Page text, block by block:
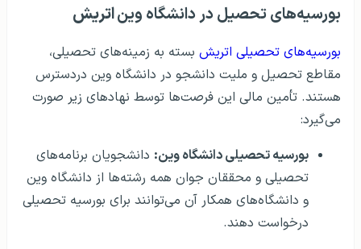
می‌گیرد:
بورسیه تحصیلی دانشگاه وین: دانشجویان برنامه‌های
تحصیلی و محققان جوان همه رشته‌ها از دانشگاه وین
و دانشگاه‌های همکار آن می‌توانند برای بورسیه تحصیلی
درخواست دهند.
بورسیه‌های دولتی اتریش:برای دانشجویان بین‌المللی از
سراسر دنیا در تمام مقاطع تحصیلی موجود هستند.
بورسیه‌های آژانس تحرک بین المللی و همکاری در